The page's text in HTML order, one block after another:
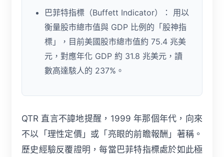
巴菲特指標（Buffett Indicator）：
用以
衡量股市總市值與 GDP 比例的「股神指
標」，目前美國股市總市值約 75.4 兆美
元，對應年化 GDP 約 31.8 兆美元，讀
數高達駭人的 237% 。
QTR 直言不諱地提醒，1999 年那個年代，向來
不以「理性定價」或「亮眼的前瞻報酬」著稱。
歷史經驗反覆證明，每當巴菲特指標處於如此極